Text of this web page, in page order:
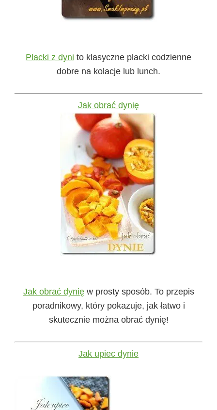
Placki z dyni to klasyczne placki codzienne
dobre na kolacje lub lunch.
Jak obrać dynię
Jak obrać dynięw prosty sposób. To przepis
poradnikowy, który pokazuje, jak łatwo i
skutecznie można obrać dynię!
Jak upiec dynie